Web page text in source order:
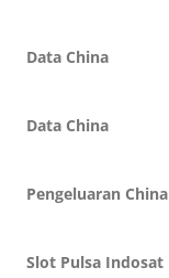
Data China
Data China
Pengeluaran China
Slot Pulsa Indosat